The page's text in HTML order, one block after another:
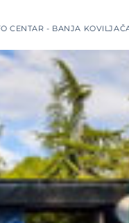
CENTAR - BANJA